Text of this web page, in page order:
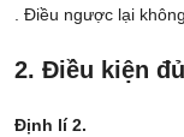
. Điều ngược lại
2. Điều kiện
Định lí 2.